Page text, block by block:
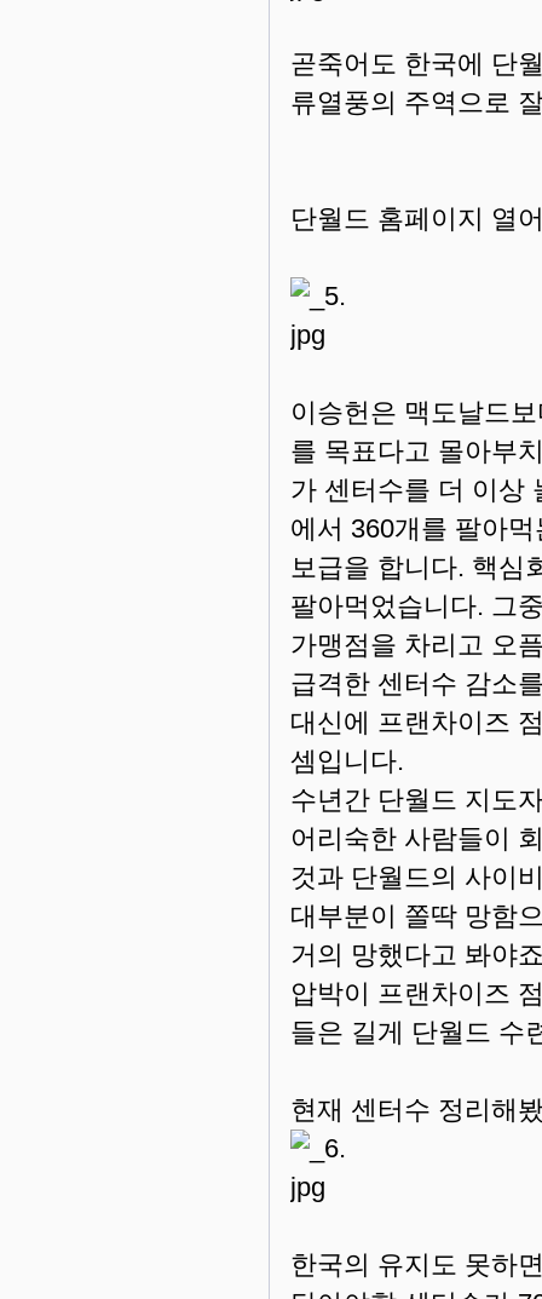
곧죽어도 한국에 단
류열풍의 주역으로
단월드 홈페이지 열
이승헌은 맥도날드
를 목표다고 몰아부
가 센터수를 더 이상
에서 360개를 팔아
보급을 합니다. 핵심
팔아먹었습니다. 그
가맹점을 차리고 오
급격한 센터수 감소
대신에 프랜차이즈
셈입니다.
수년간 단월드 지도
어리숙한 사람들이
것과 단월드의 사이
대부분이 쫄딱 망함
거의 망했다고 봐야
압박이 프랜차이즈
들은 길게 단월드 수
현재 센터수 정리해
한국의 유지도 못하